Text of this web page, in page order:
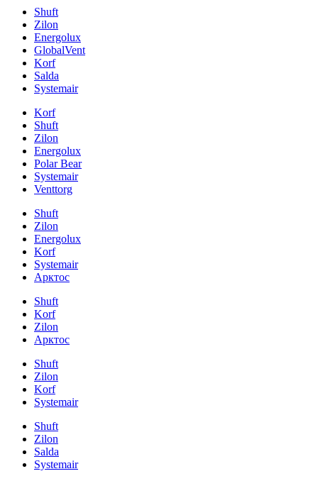
Shuft
Zilon
Energolux
GlobalVent
Korf
Salda
Systemair
Korf
Shuft
Zilon
Energolux
Polar Bear
Systemair
Venttorg
Shuft
Zilon
Energolux
Korf
Systemair
Арктос
Shuft
Korf
Zilon
Арктос
Shuft
Zilon
Korf
Systemair
Shuft
Zilon
Salda
Systemair